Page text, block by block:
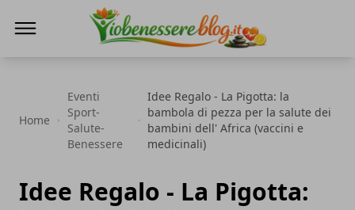
Home
Eventi
Sport-
Salute-
Benessere
Idee Regalo - La Pigotta: la
bambola di pezza per la salute dei
bambini dell' Africa (vaccini e
medicinali)
Idee Regalo - La Pigotta: